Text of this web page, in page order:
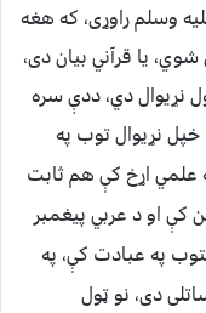
وسلم راوړی، که هغه
یا قرآني بیان دی،
نړیوال دي، ددې سره
خپل نړیوال توب په
علمي اړخ کې هم ثابت
کې او د عربي پیغمبر
په عبادت کې، په
دی، نو ټول